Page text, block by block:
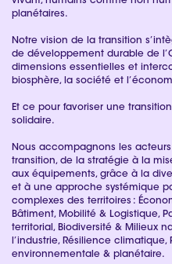
planétaires.
Notre vision de la transition
de développement durable de
dimensions essentielles et
biosphère, la société et
Et ce pour favoriser une
solidaire.
Nous accompagnons les
transition, de la stratégie à la
aux équipements, grâce à la
et à une approche systémique
complexes des territoires :
Bâtiment, Mobilité & Logistique,
territorial, Biodiversité & Milieux
l’industrie, Résilience
environnementale & planétaire.